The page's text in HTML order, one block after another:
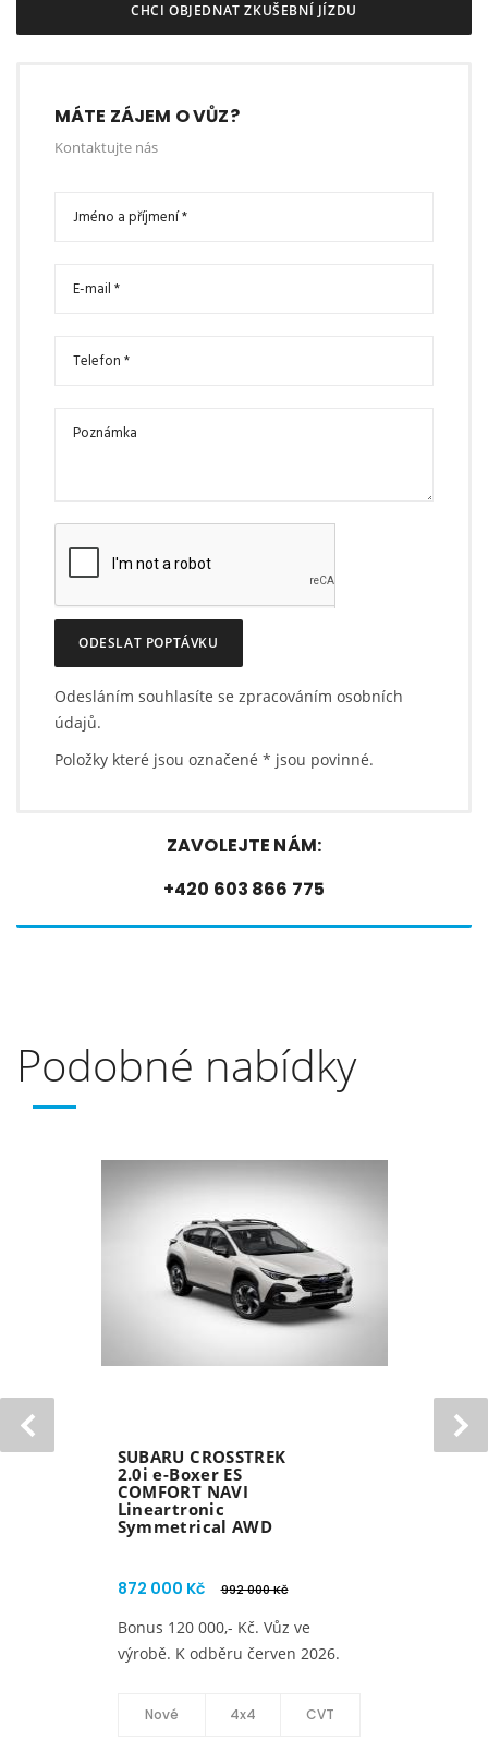
CHCI OBJEDNAT ZKUŠEBNÍ JÍZDU
MÁTE ZÁJEM O VŮZ?
Kontaktujte nás
ODESLAT POPTÁVKU
Odesláním souhlasíte se zpracováním osobních
údajů.
Položky které jsou označené * jsou povinné.
ZAVOLEJTE NÁM:
+420 603 866 775
Podobné nabídky
SUBARU FORESTER
2.0i e-BOXER ES
TOURING MY26
Lineartronic AWD
komplety ZDARMA. K odběru od
června 2026.